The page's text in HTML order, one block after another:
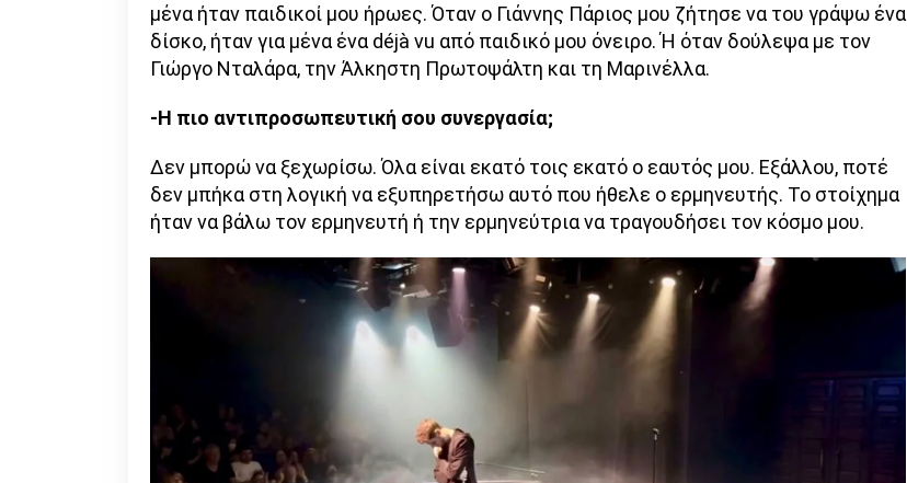
μένα ήταν παιδικοί μου ήρωες. Όταν ο Γιάννης Πάριος μου ζήτησε να του γράψω ένα
δίσκο, ήταν για μένα ένα déjà vu από παιδικό μου όνειρο. Ή όταν δούλεψα με τον
Γιώργο Νταλάρα, την Άλκηστη Πρωτοψάλτη και τη Μαρινέλλα.
-Η πιο αντιπροσωπευτική σου συνεργασία;
Δεν μπορώ να ξεχωρίσω. Όλα είναι εκατό τοις εκατό ο εαυτός μου. Εξάλλου, ποτέ
δεν μπήκα στη λογική να εξυπηρετήσω αυτό που ήθελε ο ερμηνευτής. Το στοίχημα
ήταν να βάλω τον ερμηνευτή ή την ερμηνεύτρια να τραγουδήσει τον κόσμο μου.